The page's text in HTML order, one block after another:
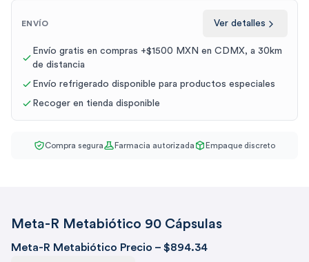
ENVÍO Ver detalles
Envío gratis en compras +$1500 MXN en CDMX, a 30km
de distancia
Envío refrigerado disponible para productos especiales
Recoger en tienda disponible
Compra segura Farmacia autorizada Empaque discreto
Meta-R Metabiótico 90 Cápsulas
Meta-R Metabiótico Precio – $894.34